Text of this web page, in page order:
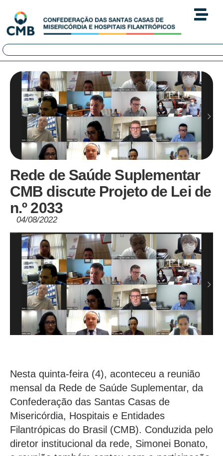
Rede de Saúde Suplementar
CMB discute Projeto de Lei de
n.º 2033
04/08/2022
Nesta quinta-feira (4), aconteceu a reunião
mensal da Rede de Saúde Suplementar, da
Confederação das Santas Casas de
Misericórdia, Hospitais e Entidades
Filantrópicas do Brasil (CMB). Conduzida pelo
diretor institucional da rede, Simonei Bonato,